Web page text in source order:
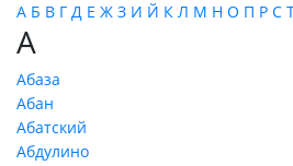
А Б В Г Д Е Ж З И Й К Л М Н О П Р С
А
Абаза
Абан
Абатский
Абдулино